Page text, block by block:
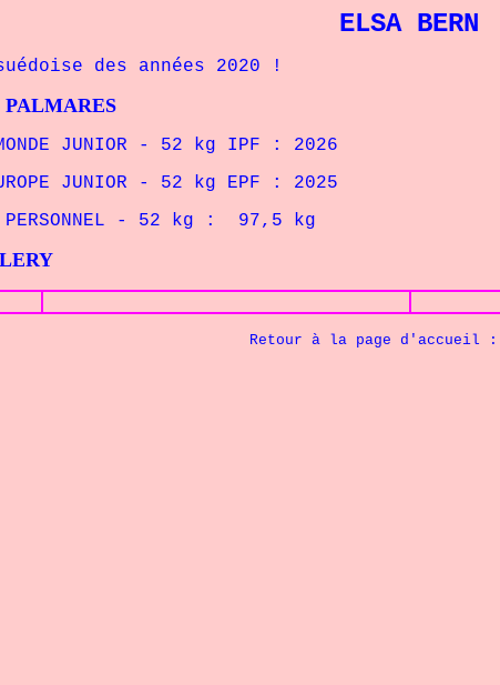
ELSA BERN
des années 2020 !
JUNIOR - 52 kg IPF : 2026
JUNIOR - 52 kg EPF : 2025
- 52 kg : 97,5 kg
Retour à la page d'accueil :